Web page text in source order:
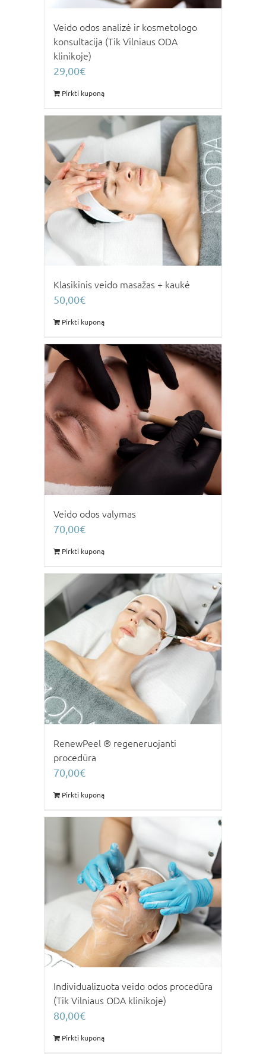
Veido odos analizė ir kosmetologo
konsultacija (Tik Vilniaus ODA
klinikoje)
29,00€
Pirkti kuponą
Klasikinis veido masažas + kaukė
50,00€
Pirkti kuponą
Veido odos valymas
70,00€
Pirkti kuponą
RenewPeel ® regeneruojanti
procedūra
70,00€
Pirkti kuponą
Individualizuota veido odos procedūra
(Tik Vilniaus ODA klinikoje)
80,00€
Pirkti kuponą